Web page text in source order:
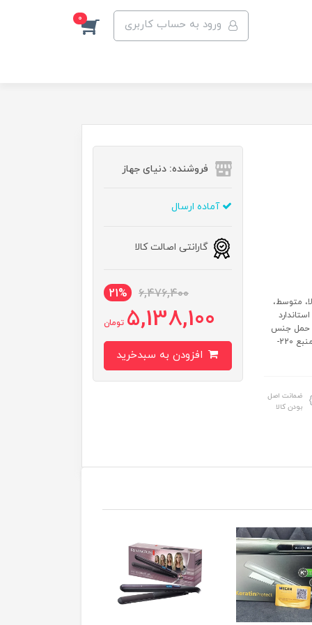
ورود به حساب کاربری 0
متوسط،
حمل جنس
سری پلاستیک مقاوم نوع موتور موتور DC قدرتمند دسته تاشو دارد ولتاژ منبع 220-
ضمانت اصل
بودن کالا
فروشنده: دنیای جهاز
آماده ارسال
گارانتی اصالت کالا
6,476,400
21%
5,138,100 تومان